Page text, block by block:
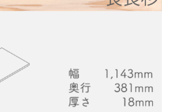
もくわく的 わくわく暮らし
もくわく産地だより
メディア掲載＆プレスリリース